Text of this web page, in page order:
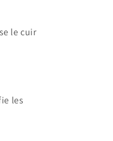
le cuir
les